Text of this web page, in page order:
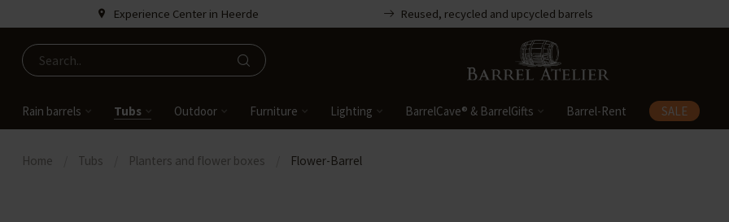
Experience Center in Heerde Reused, recycled and upcycled barrels
Rain barrels Tubs Outdoor Furniture Lighting BarrelCave® & BarrelGifts Barrel-Rent SALE
Home Tubs Planters and flower boxes Flower-Barrel